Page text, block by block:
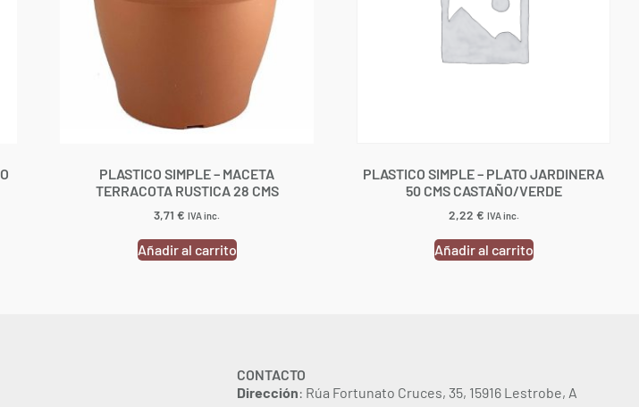
PLASTICO SIMPLE – MACETA
TERRACOTA RUSTICA 28 CMS
3,71 € IVA inc.
Añadir al carrito
PLASTICO SIMPLE – PLATO JARDINERA
50 CMS CASTAÑO/VERDE
2,22 € IVA inc.
Añadir al carrito
CONTACTO
Dirección: Rúa Fortunato Cruces, 35, 15916 Lestrobe, A